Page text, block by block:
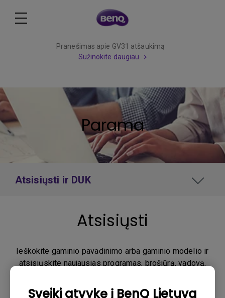
Sveiki atvykę į BenQ Lietuva
Pranešimas apie GV31 atšaukimą
Sužinokite daugiau
Parama
Atsisiųsti ir DUK
Atsisiųsti
Ieškokite gaminio pavadinimo arba gaminio modelio ir
atsisiųskite naujausias programas, brošiūrą, vadovą,